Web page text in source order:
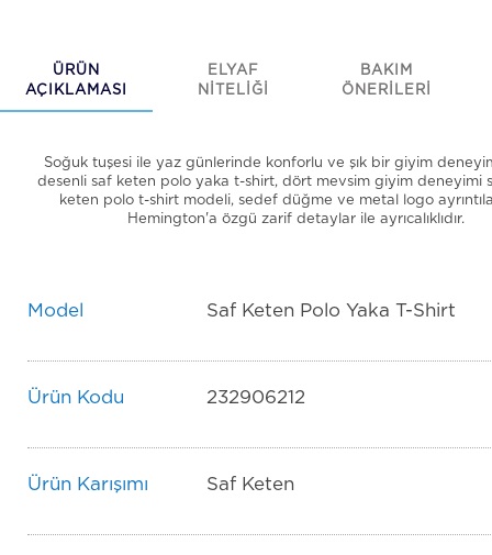
ÜRÜN
AÇIKLAMASI
ELYAF
NİTELİĞİ
BAKIM
ÖNERİLERİ
Soğuk tuşesi ile yaz günlerinde konforlu ve şık bir giyim
desenli saf keten polo yaka t-shirt, dört mevsim giyim deneyimi
keten polo t-shirt modeli, sedef düğme ve metal logo
Hemington'a özgü zarif detaylar ile ayrıcalıklıdır.
Model Saf Keten Polo Yaka T-Shirt
Ürün Kodu 232906212
Ürün Karışımı Saf Keten